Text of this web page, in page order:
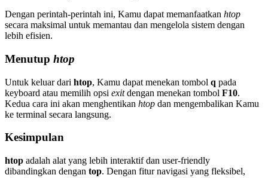
Dengan perintah-perintah ini, Kamu dapat memanfaatkan htop
secara maksimal untuk memantau dan mengelola sistem dengan
lebih efisien.
Menutup htop
Untuk keluar dari htop, Kamu dapat menekan tombol q pada
keyboard atau memilih opsi exitdengan menekan tombol F10.
Kedua cara ini akan menghentikan htop dan mengembalikan Kamu
ke terminal secara langsung.
Kesimpulan
htop adalah alat yang lebih interaktif dan user-friendly
dibandingkan dengan top. Dengan fitur navigasi yang fleksibel,